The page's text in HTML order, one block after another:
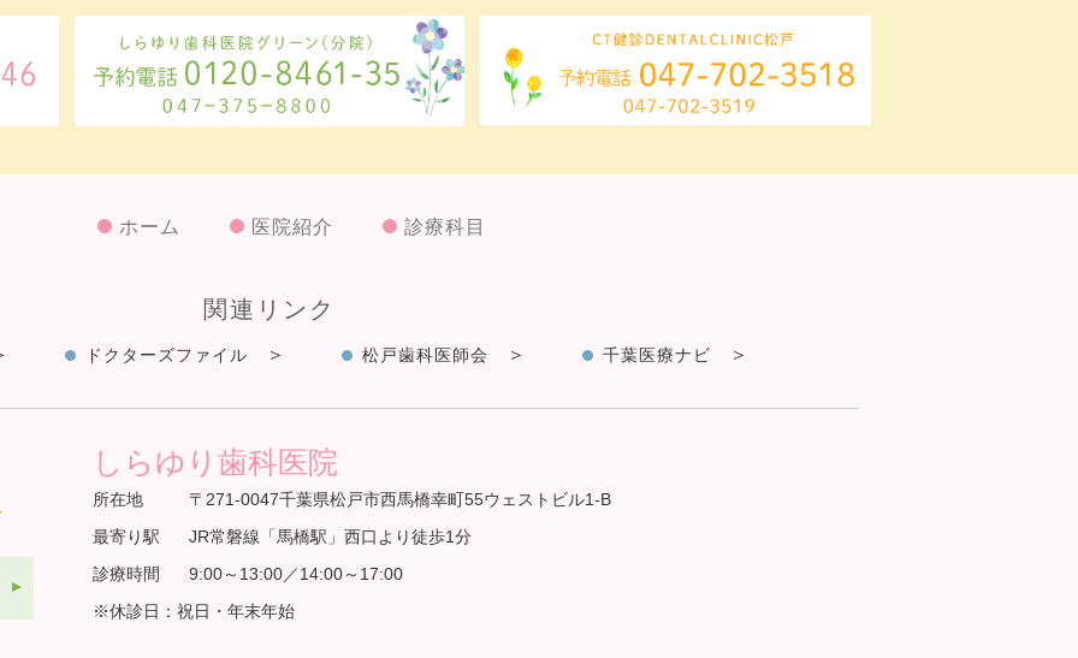
ホーム 医院紹介 診療科目
関連リンク
ドクターズファイル 松戸歯科医師会 千葉医療ナビ
しらゆり歯科医院
所在地
〒271-0047千葉県松戸市西馬橋幸町55ウェストビル1-B
最寄り駅
JR常磐線「馬橋駅」西口より徒歩1分
診療時間
9:00～13:00／14:00～17:00
※休診日：祝日・年末年始